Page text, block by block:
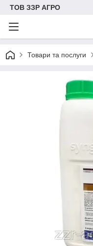
ТОВ ЗЗР АГРО
Товари та послуги